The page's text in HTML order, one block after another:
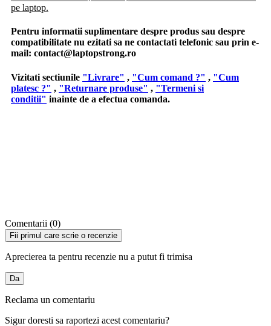
pe laptop.
Pentru informatii suplimentare despre produs sau despre
compatibilitate nu ezitati sa ne contactati telefonic sau prin e-
mail: contact@laptopstrong.ro
Vizitati sectiunile "Livrare" , "Cum comand ?" , "Cum
platesc ?" , "Returnare produse" , "Termeni si
conditii" inainte de a efectua comanda.
Comentarii (0)
Fii primul care scrie o recenzie
Aprecierea ta pentru recenzie nu a putut fi trimisa
Da
Reclama un comentariu
Sigur doresti sa raportezi acest comentariu?